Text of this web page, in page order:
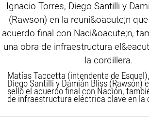
Matías Taccetta (intendente de
Diego Santilli y Damián Bliss (Rawson)
selló el acuerdo final con Nación,
de infraestructura eléctrica clave en la